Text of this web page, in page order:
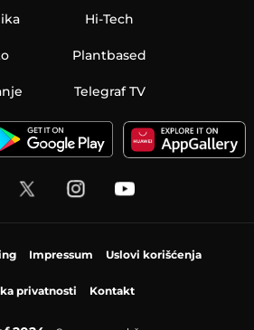
Hi-Tech
Plantbased
Telegraf TV
Impressum Uslovi korišćenja
privatnosti Kontakt